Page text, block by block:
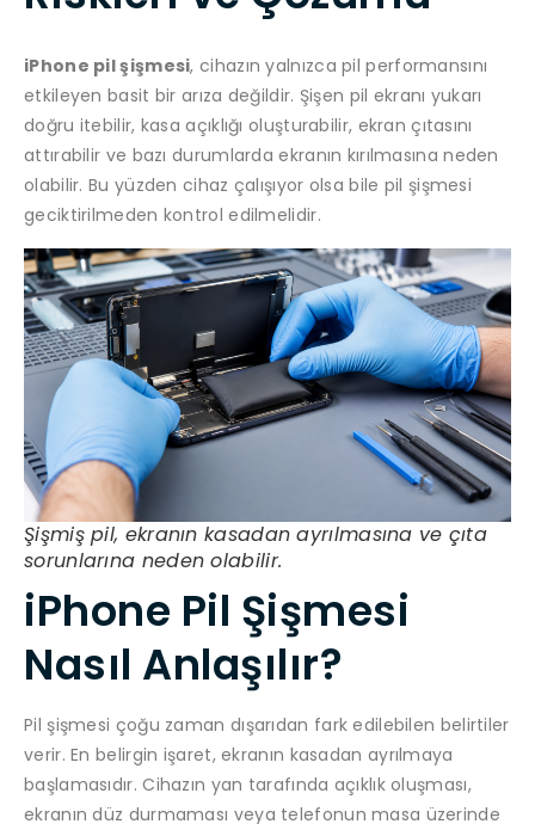
iPhone pil şişmesi, cihazın yalnızca pil performansını
etkileyen basit bir arıza değildir. Şişen pil ekranı yukarı
doğru itebilir, kasa açıklığı oluşturabilir, ekran çıtasını
attırabilir ve bazı durumlarda ekranın kırılmasına neden
olabilir. Bu yüzden cihaz çalışıyor olsa bile pil şişmesi
geciktirilmeden kontrol edilmelidir.
Şişmiş pil, ekranın kasadan ayrılmasına ve çıta
sorunlarına neden olabilir.
iPhone Pil Şişmesi
Nasıl Anlaşılır?
Pil şişmesi çoğu zaman dışarıdan fark edilebilen belirtiler
verir. En belirgin işaret, ekranın kasadan ayrılmaya
başlamasıdır. Cihazın yan tarafında açıklık oluşması,
ekranın düz durmaması veya telefonun masa üzerinde